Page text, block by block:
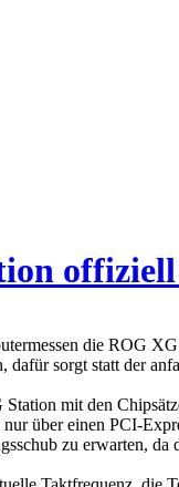
die ROG
sorgt statt der
mit den
über einen PCI-
zu erwarten,